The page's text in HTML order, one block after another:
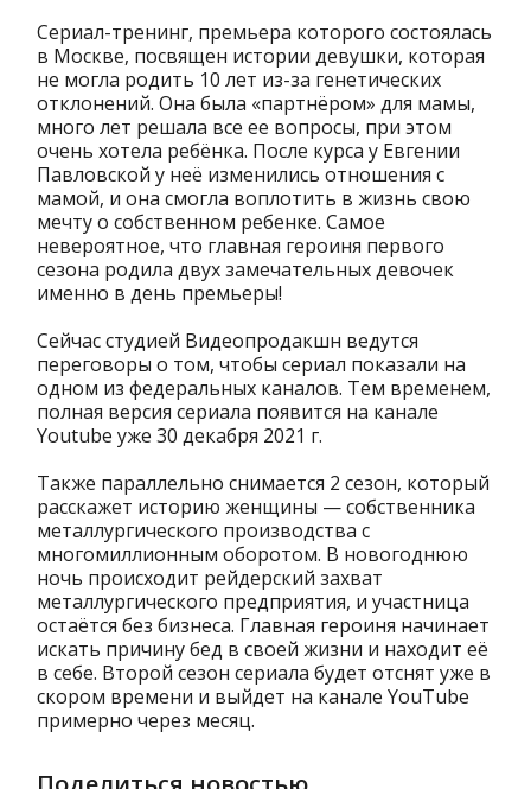
Сериал-тренинг, премьера которого состоялась
в Москве, посвящен истории девушки, которая
не могла родить 10 лет из-за генетических
отклонений. Она была «партнёром» для мамы,
много лет решала все ее вопросы, при этом
очень хотела ребёнка. После курса у Евгении
Павловской у неё изменились отношения с
мамой, и она смогла воплотить в жизнь свою
мечту о собственном ребенке. Самое
невероятное, что главная героиня первого
сезона родила двух замечательных девочек
именно в день премьеры!
Сейчас студией Видеопродакшн ведутся
переговоры о том, чтобы сериал показали на
одном из федеральных каналов. Тем временем,
полная версия сериала появится на канале
Youtube уже 30 декабря 2021 г.
Также параллельно снимается 2 сезон, который
расскажет историю женщины — собственника
металлургического производства с
многомиллионным оборотом. В новогоднюю
ночь происходит рейдерский захват
металлургического предприятия, и участница
остаётся без бизнеса. Главная героиня начинает
искать причину бед в своей жизни и находит её
в себе. Второй сезон сериала будет отснят уже в
скором времени и выйдет на канале YouTube
примерно через месяц.